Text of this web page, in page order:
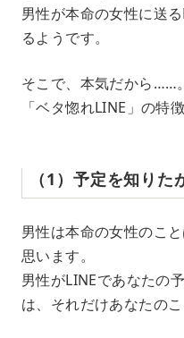
男性が本命の女性に送
るようです。
そこで、本気だから……
「ベタ惚れLINE」の特
（1）予定を知りた
男性は本命の女性のこ
思います。
男性がLINEであなたの
は、それだけあなたの